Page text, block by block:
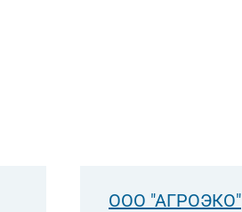
ООО "АГРОЭКО"